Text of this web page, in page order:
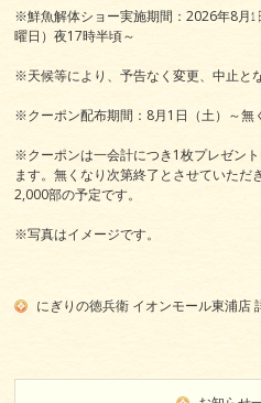
※鮮魚解体ショー実施期間：2026年8月
曜日）夜17時半頃～
※天候等により、予告なく変更、中止と
※クーポン配布期間：8月1日（土）～無
※クーポンは一会計につき1枚プレゼン
ます。無くなり次第終了とさせていただ
2,000部の予定です。
※写真はイメージです。
にぎりの徳兵衛 イオンモール東浦店